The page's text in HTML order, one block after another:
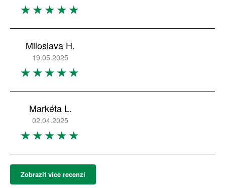
Miloslava H.
19.05.2025
Markéta L.
02.04.2025
Zobrazit více recenzí